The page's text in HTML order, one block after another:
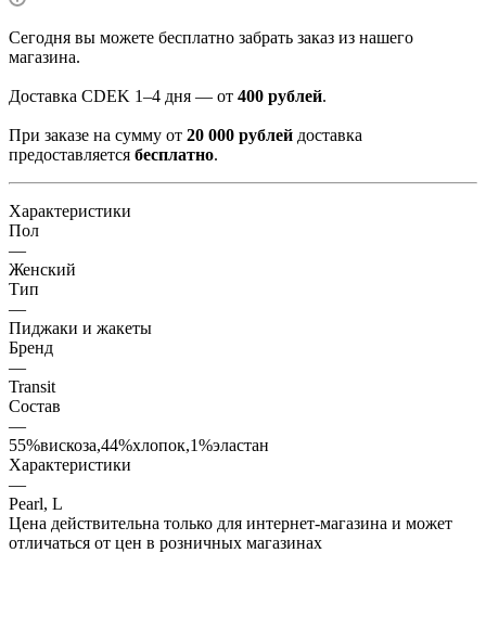
Сегодня вы можете бесплатно забрать заказ из нашего
магазина.
Доставка CDEK 1–4 дня — от 400 рублей.
При заказе на сумму от 20 000 рублей доставка
предоставляется бесплатно.
Характеристики
Пол
—
Женский
Тип
—
Пиджаки и жакеты
Бренд
—
Transit
Состав
—
55%вискоза,44%хлопок,1%эластан
Характеристики
—
Pearl, L
Цена действительна только для интернет-магазина и может
отличаться от цен в розничных магазинах